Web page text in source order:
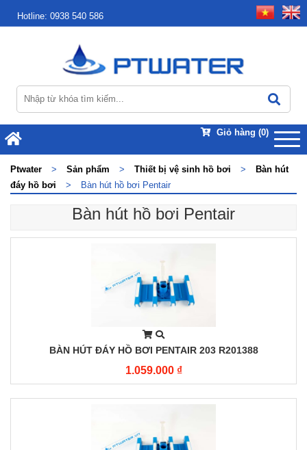
Hotline: 0938 540 586
Giỏ hàng (0)
Ptwater > Sản phẩm > Thiết bị vệ sinh hồ bơi >
Bàn hút
đáy hồ bơi
> Bàn hút hồ bơi Pentair
Bàn hút hồ bơi Pentair
BÀN HÚT ĐÁY HỒ BƠI PENTAIR 203 R201388
1.059.000 ₫